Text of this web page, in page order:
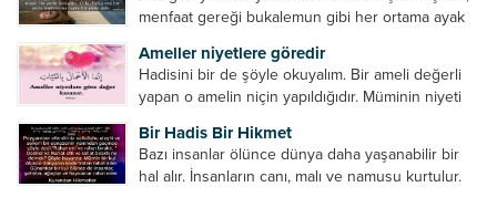
menfaat gereği bukalemun gibi her ortama ayak
insan grubudur. Müminlerin yanında mümin gibi
duran,...
Ameller niyetlere göredir
Hadisini bir de şöyle okuyalım. Bir ameli değerli
yapan o amelin niçin yapıldığıdır. Müminin niyeti
namazın hiçbir değeri yoktur. Gösteriş için
okunan ezanın hiçbir...
Bir Hadis Bir Hikmet
Bazı insanlar ölünce dünya daha yaşanabilir bir
hal alır. İnsanların canı, malı ve namusu kurtulur.